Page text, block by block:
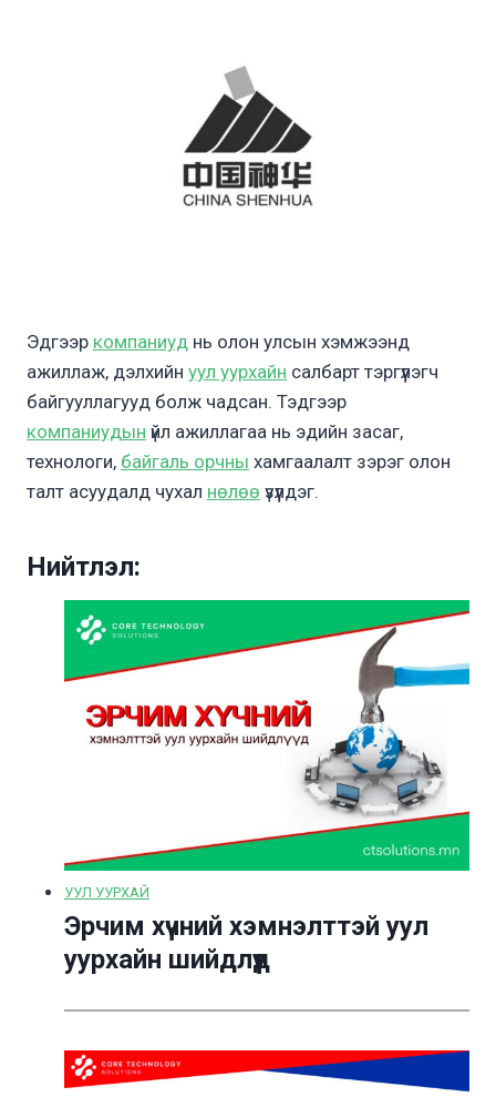
Эдгээр компаниуд нь олон улсын хэмжээнд
ажиллаж, дэлхийн уул уурхайн салбарт тэргүүлэгч
байгууллагууд болж чадсан. Тэдгээр
компаниудын үйл ажиллагаа нь эдийн засаг,
технологи, байгаль орчны хамгаалалт зэрэг олон
талт асуудалд чухал нөлөө үзүүлдэг.
Нийтлэл:
УУЛ УУРХАЙ
Эрчим хүчний хэмнэлттэй уул
уурхайн шийдлүүд